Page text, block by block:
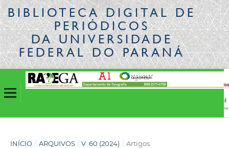
Legislação
Canais
BIBLIOTECA DIGITALDE
PERIÓDICOS
DA UNIVERSIDADE
FEDERAL DO PARANÁ
INÍCIO / ARQUIVOS / V. 60 (2024) / Artigos